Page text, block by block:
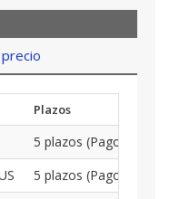
Plazos
5 plazos (Pago
5 plazos (Pago